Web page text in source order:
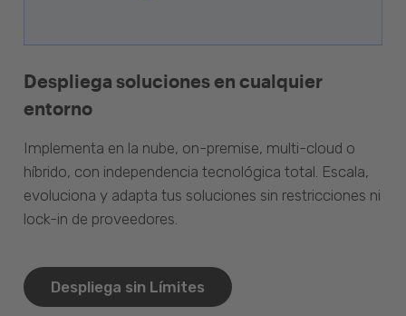
Despliega soluciones en cualquier
entorno
Implementa en la nube, on-premise, multi-cloud o
híbrido, con independencia tecnológica total. Escala,
evoluciona y adapta tus soluciones sin restricciones ni
lock-in de proveedores.
Despliega sin Límites